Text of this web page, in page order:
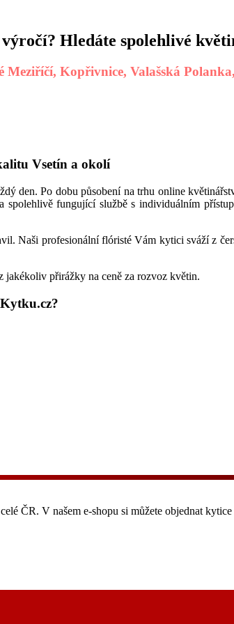
Hledáte spolehlivé
Meziříčí, Kopřivnice, Valašská
Vsetín a okolí
den. Po dobu působení na trhu online
spolehlivě fungující službě s individuálním
Naši profesionální flóristé Vám kytici sváží z
jakékoliv přirážky na ceně za rozvoz květin.
ČR. V našem e-shopu si můžete objednat